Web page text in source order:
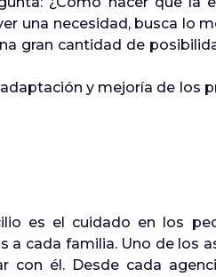
una necesidad, busca lo
gran cantidad de
y mejoría de
es el cuidado en los
cada familia. Uno de los
él. Desde cada